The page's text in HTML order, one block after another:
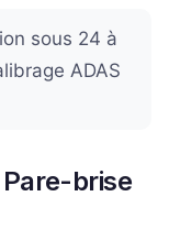
sous 24 à
ADAS
brise